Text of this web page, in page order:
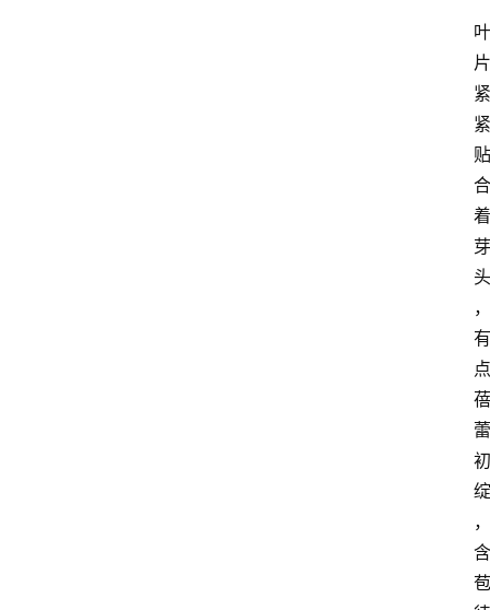
叶
片
紧
紧
贴
合
着
芽
头
，
有
点
蓓
蕾
初
绽
，
含
苞